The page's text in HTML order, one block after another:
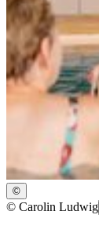
©
© Carolin Ludwig